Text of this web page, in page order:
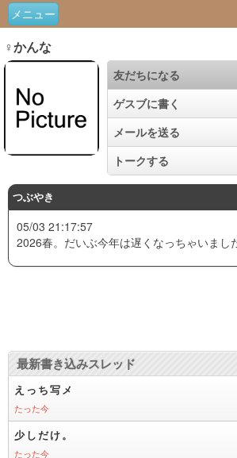
メニュー
♀かんな
友だちになる
ゲスブに書く
メールを送る
トークする
つぶやき
05/03 21:17:57
2026春。だいぶ今年は遅くなっちゃいまし